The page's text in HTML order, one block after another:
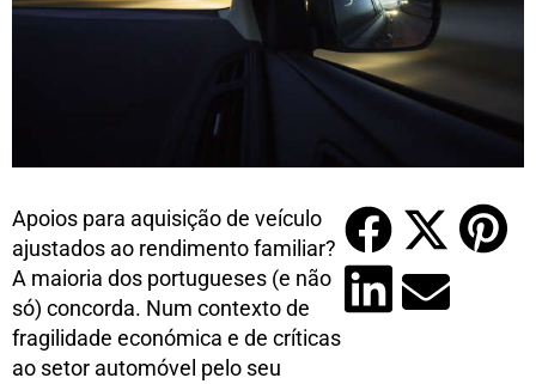
Apoios para aquisição de veículo
ajustados ao rendimento familiar?
A maioria dos portugueses (e não
só) concorda. Num contexto de
fragilidade económica e de críticas
ao setor automóvel pelo seu